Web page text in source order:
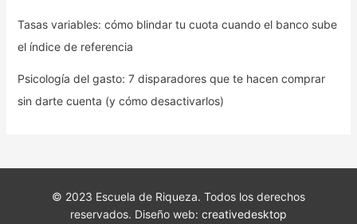
Tasas variables: cómo blindar tu cuota cuando el banco sube
el índice de referencia
Psicología del gasto: 7 disparadores que te hacen comprar
sin darte cuenta (y cómo desactivarlos)
© 2023 Escuela de Riqueza. Todos los derechos
reservados. Diseño web: creativedesktop